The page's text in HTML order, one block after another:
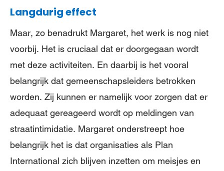
Langdurig effect
Maar, zo benadrukt Margaret, het werk is nog niet
voorbij. Het is cruciaal dat er doorgegaan wordt
met deze activiteiten. En daarbij is het vooral
belangrijk dat gemeenschapsleiders betrokken
worden. Zij kunnen er namelijk voor zorgen dat er
adequaat gereageerd wordt op meldingen van
straatintimidatie. Margaret onderstreept hoe
belangrijk het is dat organisaties als Plan
International zich blijven inzetten om meisjes en